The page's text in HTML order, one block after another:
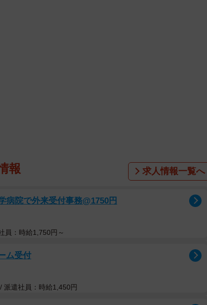
は時間をおいて心を落ち着かせ、事実関係をしっかりと確
保つことで自分の立場を守り、落ち着いた対応を取りやす
断する
を選ぶ方もいれば、関係修復を望む方もいます。これは2
報 求人情報一覧へ
病院で外来受付事務@1750円
員：時給1,750円～
ム受付
派遣社員：時給1,450円